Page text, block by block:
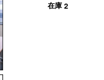
ラル）在庫 2